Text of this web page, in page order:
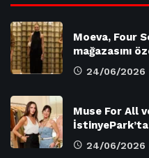
Moeva, Four
mağazasını
24/06/2026
Muse For All
İstinyePark’ta
24/06/2026